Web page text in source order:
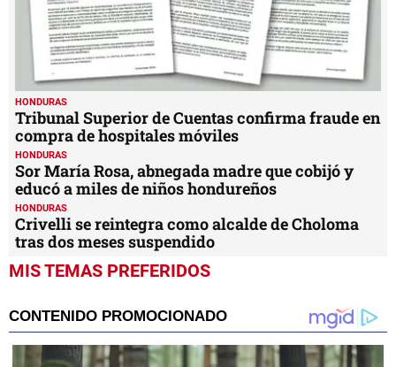
HONDURAS
Tribunal Superior de Cuentas confirma fraude en
compra de hospitales móviles
HONDURAS
Sor María Rosa, abnegada madre que cobijó y
educó a miles de niños hondureños
HONDURAS
Crivelli se reintegra como alcalde de Choloma
tras dos meses suspendido
MIS TEMAS PREFERIDOS